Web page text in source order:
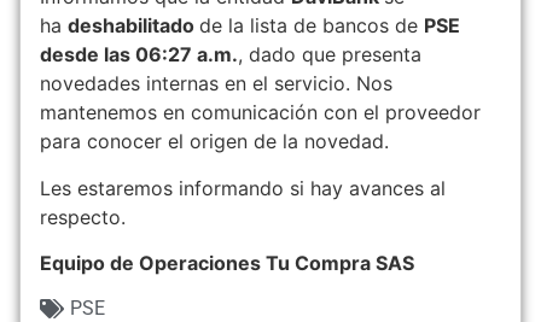
ha deshabilitado de la lista de bancos de PSE
desde las 06:27 a.m., dado que presenta
novedades internas en el servicio. Nos
mantenemos en comunicación con el proveedor
para conocer el origen de la novedad.
Les estaremos informando si hay avances al
respecto.
Equipo de Operaciones Tu Compra SAS
PSE